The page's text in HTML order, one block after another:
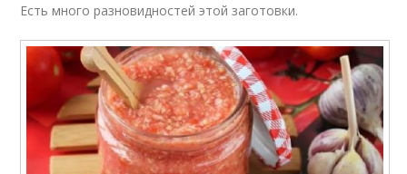
Есть много разновидностей этой заготовки.